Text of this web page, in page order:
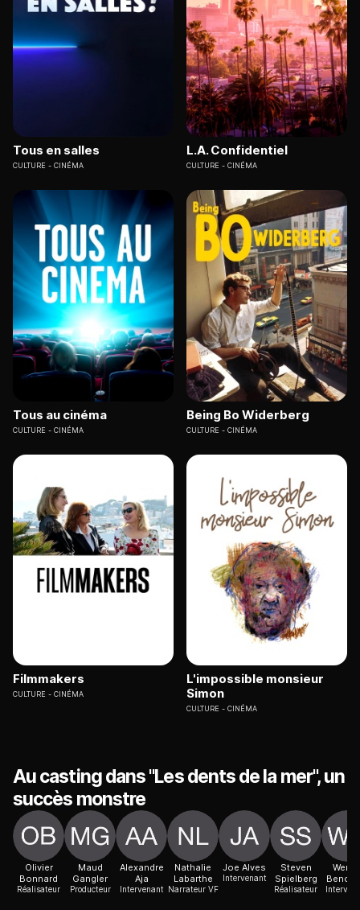
Tous en salles
CULTURE CINÉMA
L.A. Confidentiel
CULTURE CINÉMA
Tous au cinéma
CULTURE CINÉMA
Being Bo Widerberg
CULTURE CINÉMA
Filmmakers
CULTURE CINÉMA
L'impossible monsieur
Simon
CULTURE CINÉMA
Au casting dans "Les dents de la mer", un
succès monstre
Olivier
Bonnard
Réalisateur
Maud
Gangler
Producteur
Alexandre
Aja
Intervenant
Nathalie
Labarthe
Narrateur VF
Joe Alves
Intervenant
Steven
Spielberg
Réalisateur